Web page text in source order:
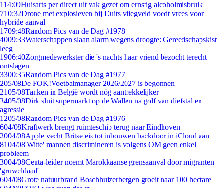
114:09Huisarts per direct uit vak gezet om ernstig alcoholmisbruik
710:32Drone met explosieven bij Duits vliegveld voedt vrees voor
hybride aanval
1709:48Random Pics van de Dag #1978
4009:33Waterschappen slaan alarm wegens droogte: Gereedschapskist
leeg
1906:40Zorgmedewerkster die 's nachts haar vriend bezocht terecht
ontslagen
3300:35Random Pics van de Dag #1977
205/08De FOK!Voetbalmanager 2026/2027 is begonnen
2105/08Tanken in België wordt nóg aantrekkelijker
3405/08Dirk sluit supermarkt op de Wallen na golf van diefstal en
agressie
1205/08Random Pics van de Dag #1976
604/08Kraftwerk brengt ruimteschip terug naar Eindhoven
2004/08Apple vecht Britse eis tot inbouwen backdoor in iCloud aan
8104/08'Witte' mannen discrimineren is volgens OM geen enkel
probleem
3004/08Ceuta-leider noemt Marokkaanse grensaanval door migranten
'gruweldaad'
604/08Grote natuurbrand Boschhuizerbergen groeit naar 100 hectare